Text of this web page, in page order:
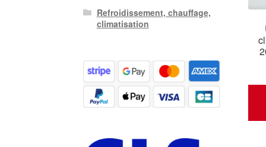
Refroidissement, chauffage,
climatisation